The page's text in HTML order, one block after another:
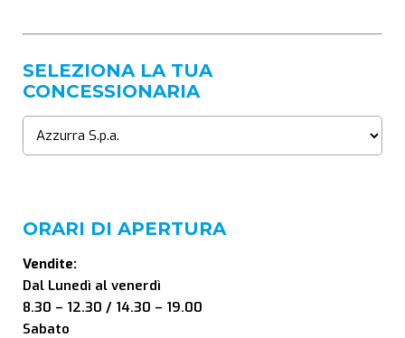
SELEZIONA LA TUA
CONCESSIONARIA
ORARI DI APERTURA
Vendite:
Dal Lunedì al venerdì
8.30 – 12.30 / 14.30 – 19.00
Sabato